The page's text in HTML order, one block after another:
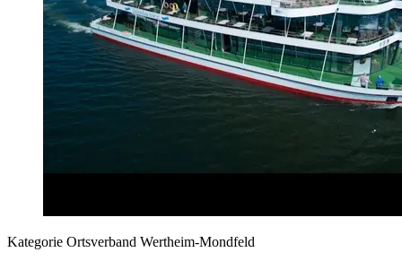
Kategorie Ortsverband Wertheim-Mondfeld